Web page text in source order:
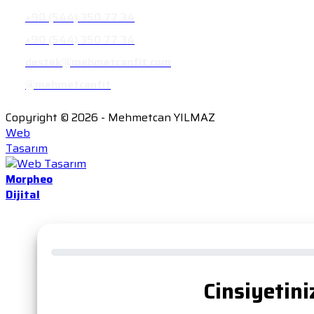
+90 (544) 350 77 34
+90 (544) 350 77 34
destek@mehmetcanfit.com
@mehmetcanfit
Copyright © 2026 - Mehmetcan YILMAZ
Web
Tasarım
Morpheo
Dijital